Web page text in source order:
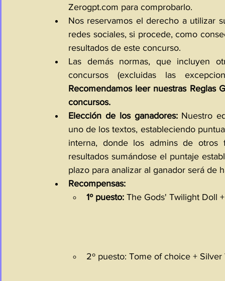
Zerogpt.com para comprobarlo.
Nos reservamos el derecho a utilizar
redes sociales, si procede, como
resultados de este concurso.
Las demás normas, que incluyen
Recomendamos leer nuestras Reglas
concursos.
Elección de los ganadores: Nuestro
uno de los textos, estableciendo
interna, donde los admins de otros
resultados sumándose el puntaje
plazo para analizar al ganador será de
Recompensas:
1º puesto: The Gods' Twilight Doll
2º puesto: Tome of choice +